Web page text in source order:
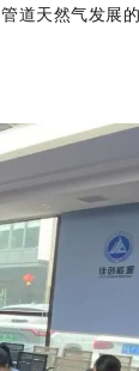
道天然气发展